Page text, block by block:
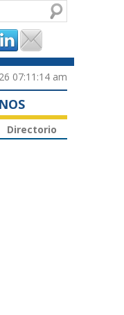
07:11:14 am
Directorio